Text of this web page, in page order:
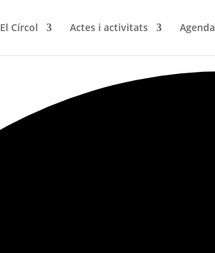
El Círcol Actes i activitats Agenda